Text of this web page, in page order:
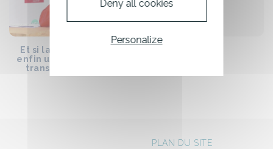
Et si la propreté devenait
enfin un sujet majeur de la
transition écologique ?
PLAN DU SITE
Deny all cookies
Personalize